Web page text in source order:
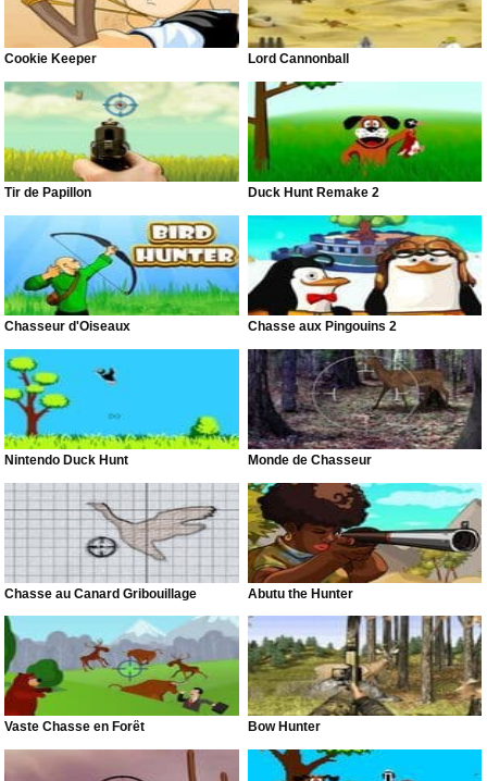
Cookie Keeper Lord Cannonball
Tir de Papillon Duck Hunt Remake 2
Chasseur d'Oiseaux Chasse aux Pingouins 2
Nintendo Duck Hunt Monde de Chasseur
Chasse au Canard Gribouillage Abutu the Hunter
Vaste Chasse en Forêt Bow Hunter